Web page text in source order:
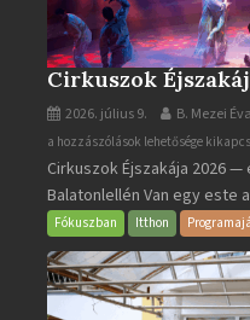
Cirkuszok
2026. július 9. B. Mezei Éva
Cirkuszok
Éjszakája
2026
bejegyzéshez
a hozzászólások lehetősége
Cirkuszok Éjszakája 2026
Balatonlellén Van egy este
Fókuszban Itthon